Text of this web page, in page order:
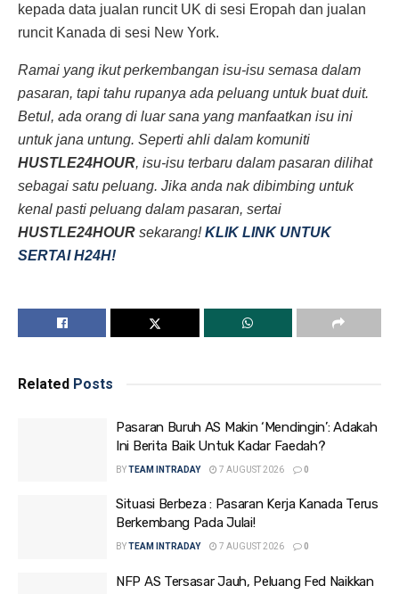
kepada data jualan runcit UK di sesi Eropah dan jualan
runcit Kanada di sesi New York.
Ramai yang ikut perkembangan isu-isu semasa dalam
pasaran, tapi tahu rupanya ada peluang untuk buat duit.
Betul, ada orang di luar sana yang manfaatkan isu ini
untuk jana untung. Seperti ahli dalam komuniti
HUSTLE24HOUR, isu-isu terbaru dalam pasaran dilihat
sebagai satu peluang. Jika anda nak dibimbing untuk
kenal pasti peluang dalam pasaran, sertai
HUSTLE24HOUR sekarang! KLIK LINK UNTUK
SERTAI H24H!
Related Posts
Pasaran Buruh AS Makin ‘Mendingin’: Adakah
Ini Berita Baik Untuk Kadar Faedah?
BYTEAM INTRADAY 7 AUGUST 2026 0
Situasi Berbeza : Pasaran Kerja Kanada Terus
Berkembang Pada Julai!
BYTEAM INTRADAY 7 AUGUST 2026 0
NFP AS Tersasar Jauh, Peluang Fed Naikkan